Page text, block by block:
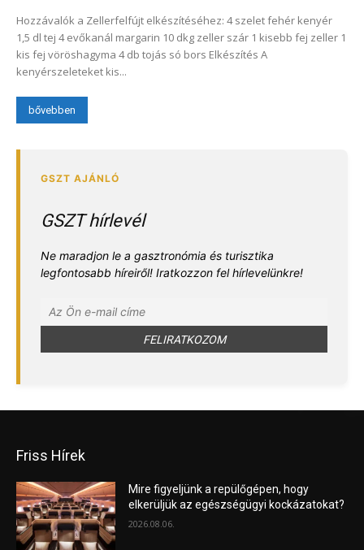
Hozzávalók a Zellerfelfújt elkészítéséhez: 4 szelet fehér kenyér
1,5 dl tej 4 evőkanál margarin 10 dkg zeller szár 1 kisebb fej zeller 1
kis fej vöröshagyma 4 db tojás só bors Elkészítés A
kenyérszeleteket kis...
bővebben
GSZT hírlevél
Ne maradjon le a gasztronómia és turisztika
legfontosabb híreiről! Iratkozzon fel hírlevelünkre!
Friss Hírek
Mire figyeljünk a repülőgépen, hogy
elkerüljük az egészségügyi kockázatokat?
2026.08.06.